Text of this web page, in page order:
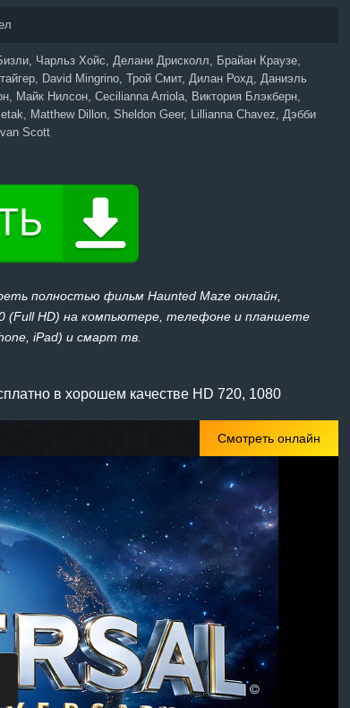
Чарльз Хойс, Делани Дрисколл, Брайан Краузе,
David Mingrino, Трой Смит, Дилан Рохд, Даниэль
Майк Нилсон, Cecilianna Arriola, Виктория Блэкберн,
Matthew Dillon, Sheldon Geer, Lillianna Chavez, Дэбби
Scott
полностью фильм Haunted Maze онлайн,
(Full HD) на компьютере, телефоне и планшете
iPad) и смарт тв.
в хорошем качестве HD 720, 1080
Смотреть онлайн